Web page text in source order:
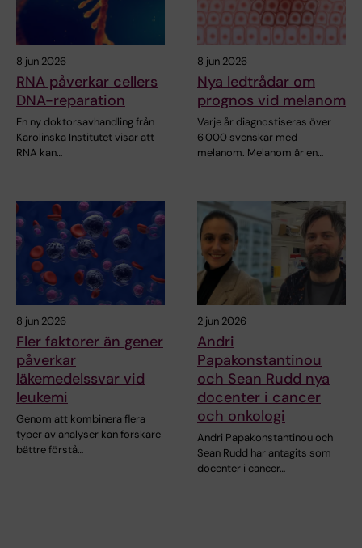
8 jun 2026
RNA påverkar cellers
DNA-reparation
En ny doktorsavhandling från
Karolinska Institutet visar att
RNA kan…
8 jun 2026
Nya ledtrådar om
prognos vid melanom
Varje år diagnostiseras över
6 000 svenskar med
melanom. Melanom är en…
8 jun 2026
Fler faktorer än gener
påverkar
läkemedelssvar vid
leukemi
Genom att kombinera flera
typer av analyser kan forskare
bättre förstå…
2 jun 2026
Andri
Papakonstantinou
och Sean Rudd nya
docenter i cancer
och onkologi
Andri Papakonstantinou och
Sean Rudd har antagits som
docenter i cancer…